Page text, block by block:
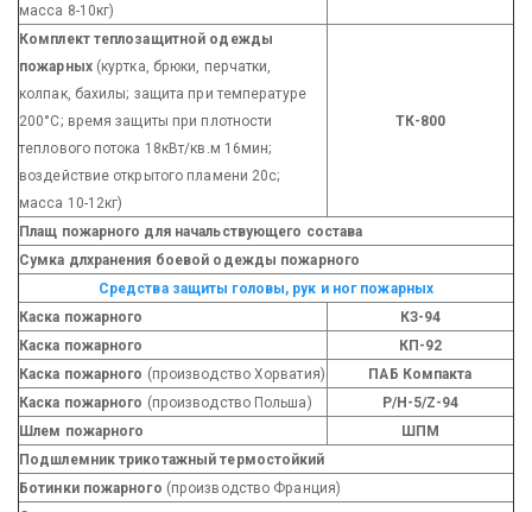
масса 8-10кг)
Комплект теплозащитной одежды
пожарных (куртка, брюки, перчатки,
колпак, бахилы; защита при температуре
200°С; время защиты при плотности
теплового потока 18кВт/кв.м 16мин;
воздействие открытого пламени 20с;
масса 10-12кг)
ТК-800
Плащ пожарного для начальствующего состава
Сумка длхранения боевой одежды пожарного
Средства защиты головы, рук и ног пожарных
Каска пожарного
КЗ-94
Каска пожарного
КП-92
Каска пожарного (производство Хорватия)
ПАБ Компакта
Каска пожарного (производство Польша)
Р/Н-5/Z-94
Шлем пожарного
ШПМ
Подшлемник трикотажный термостойкий
Ботинки пожарного (производство Франция)